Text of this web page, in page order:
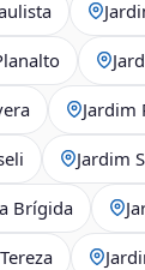
Jardim
Jardim
Brígida